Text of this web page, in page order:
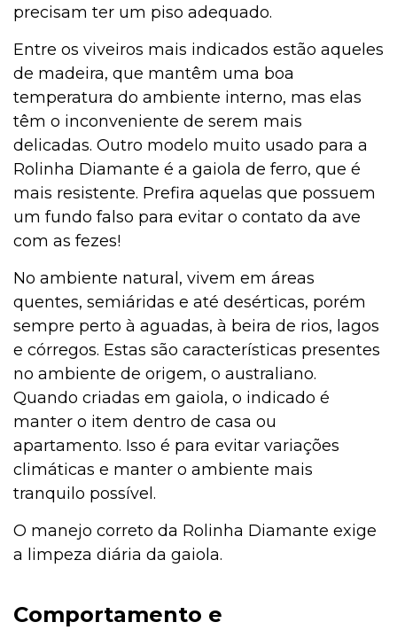
Comportamento
Coelho
Casa & Piscina
Casa
Cachorro
precisam ter um piso adequado.
Entre os viveiros mais indicados estão aqueles
de madeira, que mantêm uma boa
temperatura do ambiente interno, mas elas
têm o inconveniente de serem mais
delicadas. Outro modelo muito usado para a
Rolinha Diamante é a gaiola de ferro, que é
mais resistente. Prefira aquelas que possuem
um fundo falso para evitar o contato da ave
com as fezes!
No ambiente natural, vivem em áreas
quentes, semiáridas e até desérticas, porém
sempre perto à aguadas, à beira de rios, lagos
e córregos. Estas são características presentes
no ambiente de origem, o australiano.
Quando criadas em gaiola, o indicado é
manter o item dentro de casa ou
apartamento. Isso é para evitar variações
climáticas e manter o ambiente mais
tranquilo possível.
O manejo correto da Rolinha Diamante exige
a limpeza diária da gaiola.
Comportamento e